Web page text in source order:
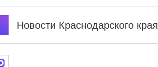
Новости Краснодарского края